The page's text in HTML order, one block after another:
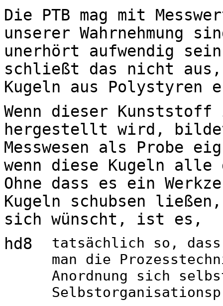
Die PTB mag mit
unserer Wahrnehmung
unerhört aufwendig
schließt das nicht
Kugeln aus Polystyren
Wenn dieser
hergestellt wird,
Messwesen als Probe
wenn diese Kugeln
Ohne dass es ein
Kugeln schubsen
sich wünscht, ist es,
tatsächlich so, dass
man die
Anordnung sich
hd8